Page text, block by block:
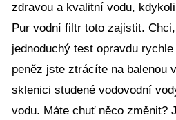
zdravou a kvalitní vodu,
Pur vodní filtr toto zajistit.
jednoduchý test opravdu
peněz jste ztrácíte na balenou
sklenici studené vodovodní
vodu. Máte chuť něco změnit?